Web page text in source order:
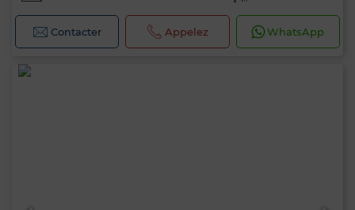
Contacter Appelez WhatsApp